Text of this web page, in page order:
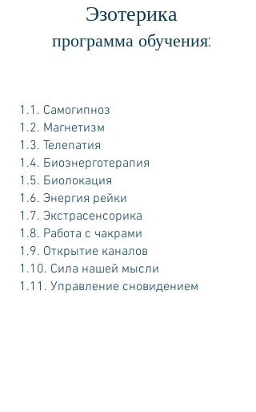
Эзотерика
программа обучения:
1.1. Самогипноз
1.2. Магнетизм
1.3. Телепатия
1.4. Биоэнерготерапия
1.5. Биолокация
1.6. Энергия рейки
1.7. Экстрасенсорика
1.8. Работа с чакрами
1.9. Открытие каналов
1.10. Сила нашей мысли
1.11. Управление сновидением